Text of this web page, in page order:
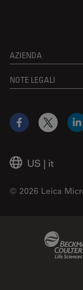
AZIENDA
NOTE LEGALI
US | it
© 2026 Leica
Facebook
X